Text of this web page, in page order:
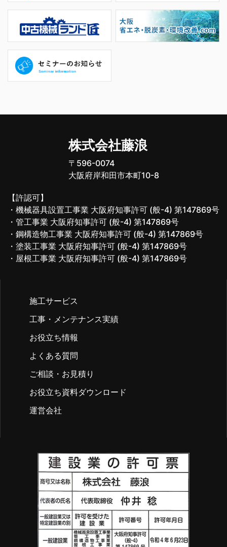
株式会社藤浪
〒596-0074
大阪府岸和田市本町10-8
【許認可】
・機械器具設置工事業 大阪府知事許可 (般-4) 第147869号
・管工事業 大阪府知事許可 (般-4) 第147869号
・鋼構造物工事業 大阪府知事許可 (般-4) 第147869号
・塗装工事業 大阪府知事許可 (般-4) 第147869号
・屋根工事業 大阪府知事許可 (般-4) 第147869号
施工サービス
工事・メンテナンス実績
お役立ち情報
よくある質問
ご相談・お見積り
お役立ち資料ダウンロード
運営会社